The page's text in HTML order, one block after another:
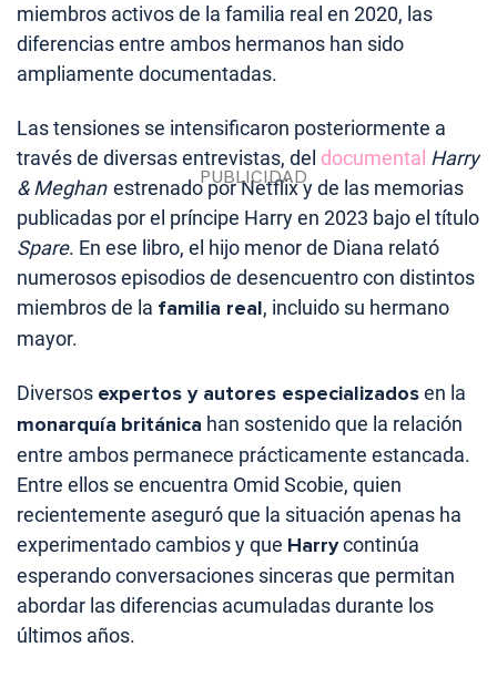
miembros activos de la familia real en 2020, las
diferencias entre ambos hermanos han sido
ampliamente documentadas.
Las tensiones se intensificaron posteriormente a
través de diversas entrevistas, del documental Harry
& Meghan estrenado por Netflix y de las memorias
publicadas por el príncipe Harry en 2023 bajo el título
Spare. En ese libro, el hijo menor de Diana relató
numerosos episodios de desencuentro con distintos
miembros de la familia real, incluido su hermano
mayor.
Diversos expertos y autores especializadosen la
monarquía británica han sostenido que la relación
entre ambos permanece prácticamente estancada.
Entre ellos se encuentra Omid Scobie, quien
recientemente aseguró que la situación apenas ha
experimentado cambios y que Harrycontinúa
esperando conversaciones sinceras que permitan
abordar las diferencias acumuladas durante los
últimos años.